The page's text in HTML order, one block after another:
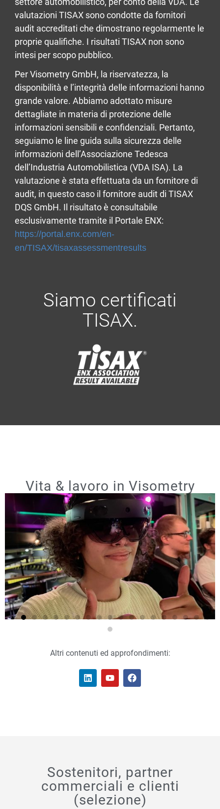
valutazioni TISAX sono condotte da fornitori
audit accreditati che dimostrano regolarmente le
proprie qualifiche. I risultati TISAX non sono
intesi per scopo pubblico.
Per Visometry GmbH, la riservatezza, la
disponibilità e l’integrità delle informazioni hanno
grande valore. Abbiamo adottato misure
dettagliate in materia di protezione delle
informazioni sensibili e confidenziali. Pertanto,
seguiamo le line guida sulla sicurezza delle
informazioni dell’Associazione Tedesca
dell’Industria Automobilistica (VDA ISA). La
valutazione è stata effettuata da un fornitore di
audit, in questo caso il fornitore audit di TISAX
DQS GmbH. Il risultato è consultabile
esclusivamente tramite il Portale ENX:
https://portal.enx.com/en-
en/TISAX/tisaxassessmentresults
Siamo certificati
TISAX.
Vita & lavoro in Visometry
Altri contenuti ed approfondimenti:
Sostenitori, partner
commerciali e clienti
(selezione)